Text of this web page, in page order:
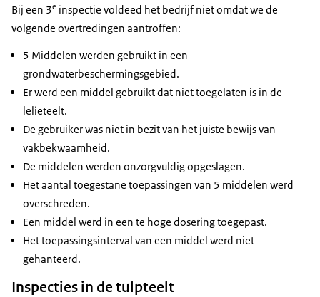
Bij een 3e inspectie voldeed het bedrijf niet omdat we de
volgende overtredingen aantroffen:
5 Middelen werden gebruikt in een
grondwaterbeschermingsgebied.
Er werd een middel gebruikt dat niet toegelaten is in de
lelieteelt.
De gebruiker was niet in bezit van het juiste bewijs van
vakbekwaamheid.
De middelen werden onzorgvuldig opgeslagen.
Het aantal toegestane toepassingen van 5 middelen werd
overschreden.
Een middel werd in een te hoge dosering toegepast.
Het toepassingsinterval van een middel werd niet
gehanteerd.
Inspecties in de tulpteelt